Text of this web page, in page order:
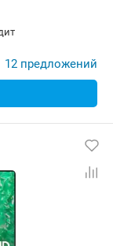
12 предложений